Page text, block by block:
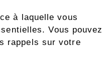
à laquelle vous
Vous pouvez
rappels sur votre